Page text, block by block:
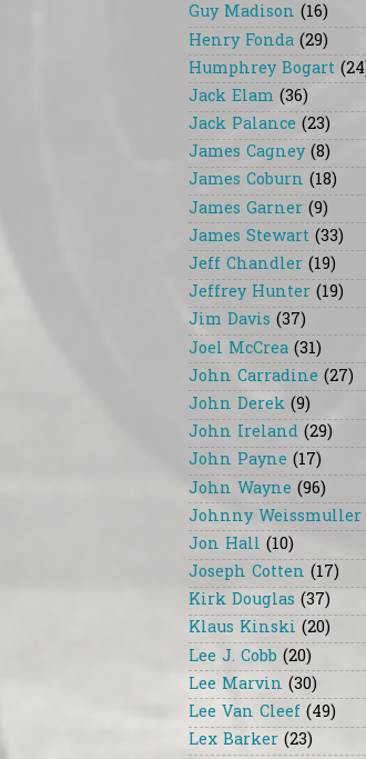
Guy Madison (16)
Henry Fonda (29)
Humphrey Bogart
Jack Elam (36)
Jack Palance (23)
James Cagney (8)
James Coburn (18)
James Garner (9)
James Stewart (33)
Jeff Chandler (19)
Jeffrey Hunter (19)
Jim Davis (37)
Joel McCrea (31)
John Carradine (27)
John Derek (9)
John Ireland (29)
John Payne (17)
John Wayne (96)
Johnny Weissmuller
Jon Hall (10)
Joseph Cotten (17)
Kirk Douglas (37)
Klaus Kinski (20)
Lee J. Cobb (20)
Lee Marvin (30)
Lee Van Cleef (49)
Lex Barker (23)